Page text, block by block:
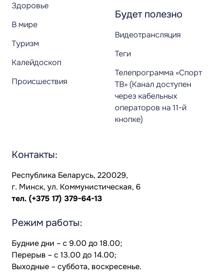
Здоровье
В мире
Туризм
Калейдоскоп
Происшествия
Будет полезно
Видеотрансляция
Теги
Телепрограмма «Спорт
ТВ» (Канал доступен
через кабельных
операторов на 11-й
кнопке)
Контакты:
Республика Беларусь, 220029,
г. Минск, ул. Коммунистическая, 6
тел. (+375 17) 379-64-13
Режим работы:
Будние дни – с 9.00 до 18.00;
Перерыв – с 13.00 до 14.00;
Выходные – суббота, воскресенье.